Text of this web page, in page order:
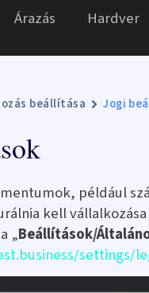
Árazás Hardver
beállítása Jogi
például
kell
„Beállítások/
settings/